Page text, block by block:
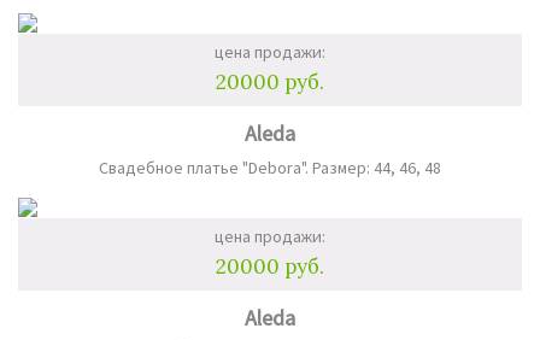
цена продажи:
20000 руб.
Aleda
Свадебное платье "Debora". Размер: 44, 46, 48
цена продажи:
20000 руб.
Aleda